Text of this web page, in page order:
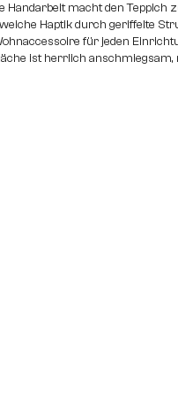
Handarbeit macht den Teppich
Haptik durch geriffelte
für jeden
ist herrlich